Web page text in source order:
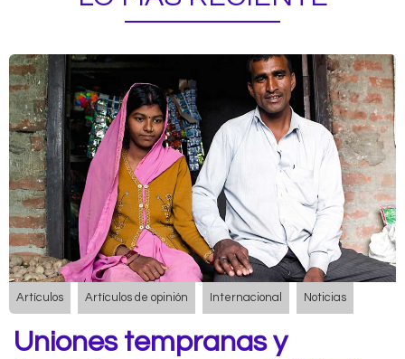
Artículos Artículos de opinión Internacional Noticias
Uniones tempranas y